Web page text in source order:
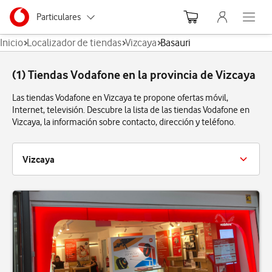
Ir a la pagina principal de vodafone.es
Menu navegación Segmento
Particulares
Autónomos
Pymes
Grandes empresas
y AA.PP.
Menu
Abre el
Inicio Localizador de tiendas Vizcaya Basauri
(1) Tiendas Vodafone en la provincia de Vizcaya
Las tiendas Vodafone en Vizcaya te propone ofertas móvil,
Internet, televisión. Descubre la lista de las tiendas Vodafone en
Vizcaya, la información sobre contacto, dirección y teléfono.
Vizcaya
Baracaldo
Barakaldo
Basauri
Bilbao